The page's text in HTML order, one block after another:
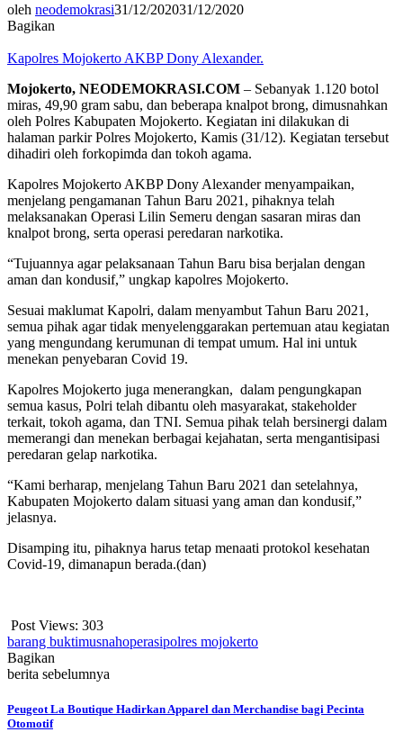
oleh neodemokrasi31/12/202031/12/2020
Bagikan
Kapolres Mojokerto AKBP Dony Alexander.
Mojokerto, NEODEMOKRASI.COM – Sebanyak 1.120 botol
miras, 49,90 gram sabu, dan beberapa knalpot brong, dimusnahkan
oleh Polres Kabupaten Mojokerto. Kegiatan ini dilakukan di
halaman parkir Polres Mojokerto, Kamis (31/12). Kegiatan tersebut
dihadiri oleh forkopimda dan tokoh agama.
Kapolres Mojokerto AKBP Dony Alexander menyampaikan,
menjelang pengamanan Tahun Baru 2021, pihaknya telah
melaksanakan Operasi Lilin Semeru dengan sasaran miras dan
knalpot brong, serta operasi peredaran narkotika.
“Tujuannya agar pelaksanaan Tahun Baru bisa berjalan dengan
aman dan kondusif,” ungkap kapolres Mojokerto.
Sesuai maklumat Kapolri, dalam menyambut Tahun Baru 2021,
semua pihak agar tidak menyelenggarakan pertemuan atau kegiatan
yang mengundang kerumunan di tempat umum. Hal ini untuk
menekan penyebaran Covid 19.
Kapolres Mojokerto juga menerangkan, dalam pengungkapan
semua kasus, Polri telah dibantu oleh masyarakat, stakeholder
terkait, tokoh agama, dan TNI. Semua pihak telah bersinergi dalam
memerangi dan menekan berbagai kejahatan, serta mengantisipasi
peredaran gelap narkotika.
“Kami berharap, menjelang Tahun Baru 2021 dan setelahnya,
Kabupaten Mojokerto dalam situasi yang aman dan kondusif,”
jelasnya.
Disamping itu, pihaknya harus tetap menaati protokol kesehatan
Covid-19, dimanapun berada.(dan)
Post Views: 303
barang buktimusnahoperasipolres mojokerto
Bagikan
berita sebelumnya
Peugeot La Boutique Hadirkan Apparel dan Merchandise bagi Pecinta
Otomotif